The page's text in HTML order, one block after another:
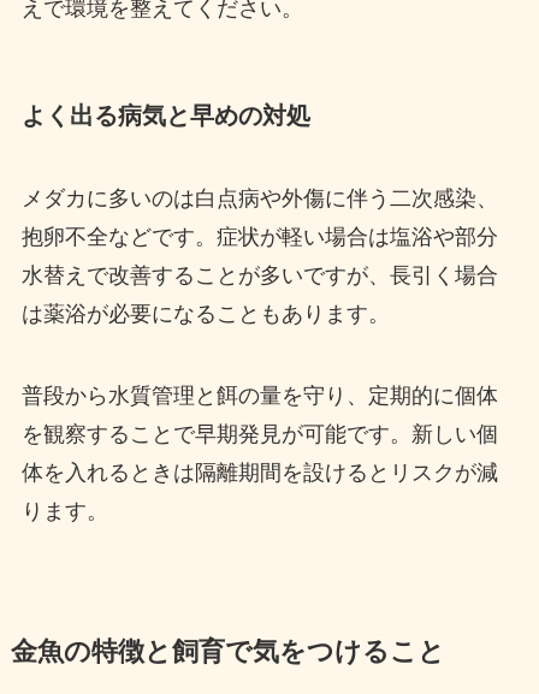
えで環境を整えてください。
よく出る病気と早めの対処
メダカに多いのは白点病や外傷に伴う二次感染、
抱卵不全などです。症状が軽い場合は塩浴や部分
水替えで改善することが多いですが、長引く場合
は薬浴が必要になることもあります。
普段から水質管理と餌の量を守り、定期的に個体
を観察することで早期発見が可能です。新しい個
体を入れるときは隔離期間を設けるとリスクが減
ります。
金魚の特徴と飼育で気をつけること